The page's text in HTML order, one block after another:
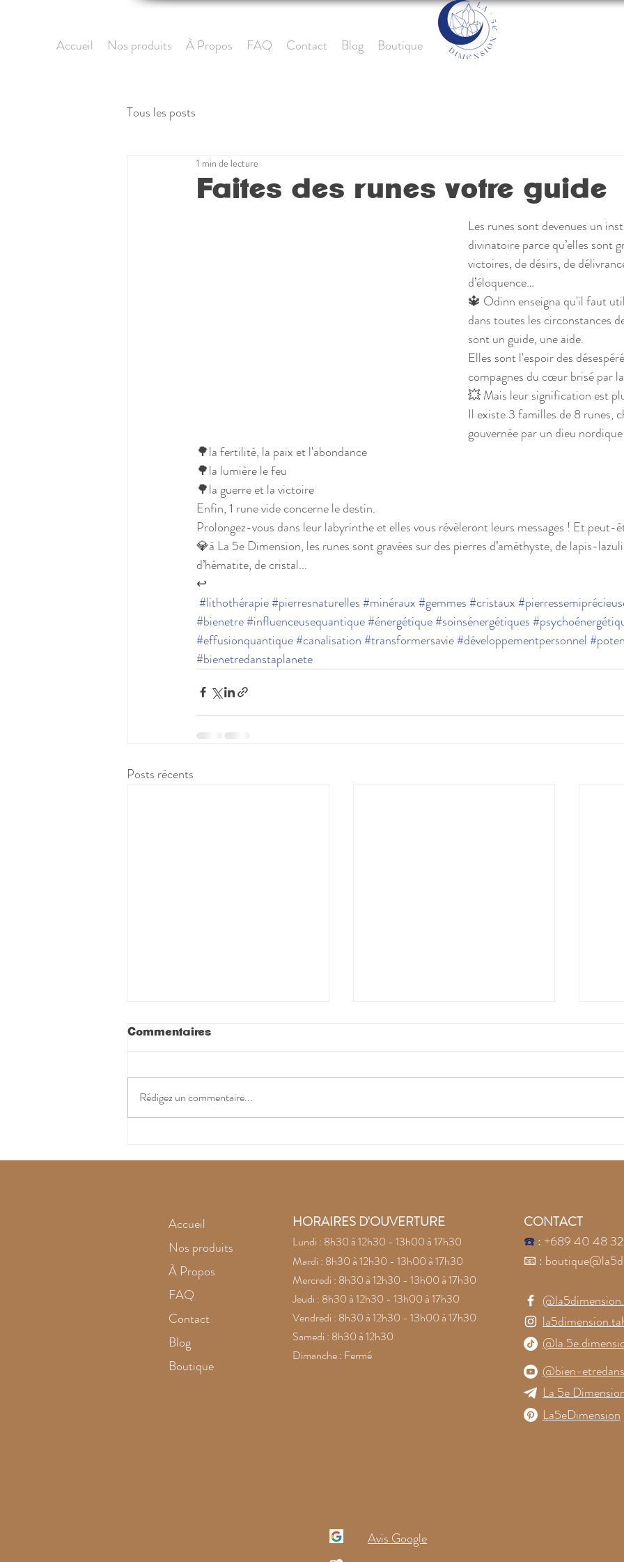
Accueil Nos produits À Propos FAQ Contact Blog Boutique
Tous les posts
Faites des runes votre guide
1 min de lecture
Les runes sont devenues un
divinatoire parce qu’elles sont
victoires, de désirs, de
d’éloquence…
🔱 Odinn enseigna qu'il faut
dans toutes les circonstances
sont un guide, une aide.
Elles sont l'espoir des
compagnes du cœur brisé par
💥 Mais leur signification est
Il existe 3 familles de 8 runes,
gouvernée par un dieu
🌳la fertilité, la paix et l'abondance
🌳la lumière le feu
🌳la guerre et la victoire
Enfin, 1 rune vide concerne le destin.
Prolongez-vous dans leur labyrinthe et elles vous révèleront leurs messages ! Et peut-
💎à La 5e Dimension, les runes sont gravées sur des pierres d’améthyste, de lapis-
d’hématite, de cristal...
↩
#lithothérapie#pierresnaturelles#minéraux#gemmes#cristaux
#bienetre#influenceusequantique#énergétique#soinsénergétiques
#effusionquantique#canalisation#transformersavie#développementpersonnel
#bienetredanstaplanete
Posts récents
Commentaires
Rédigez un commentaire...
Accueil
Nos produits
À Propos
FAQ
Contact
Blog
Boutique
HORAIRES D'OUVERTURE
Lundi : 8h30 à 12h30 - 13h00 à 17h30
Mardi : 8h30 à 12h30 - 13h00 à 17h30
Mercredi : 8h30 à 12h30 - 13h00 à 17h30
Jeudi : 8h30 à 12h30 - 13h00 à 17h30
Vendredi : 8h30 à 12h30 - 13h00 à 17h30
Samedi : 8h30 à 12h30
Dimanche : Fermé
CONTACT
☎️: +689 40 48
📧 :
@bien-
La 5e
La5eDimension
Avis Google